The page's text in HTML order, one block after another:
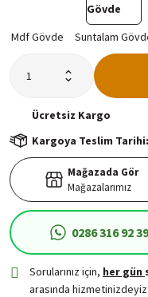
Ücretsiz Kargo
Kargoya Teslim Tarihi:
Mağazada Gör
Mağazalarımız
0286 316 92 39
Sorularınız için, her gün
arasında